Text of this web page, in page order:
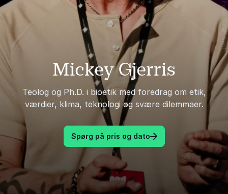
Mickey Gjerris
Teolog og Ph.D. i bioetik med foredrag om etik,
værdier, klima, teknologi og svære dilemmaer.
Spørg på pris og dato
Foto: Sarah Senf